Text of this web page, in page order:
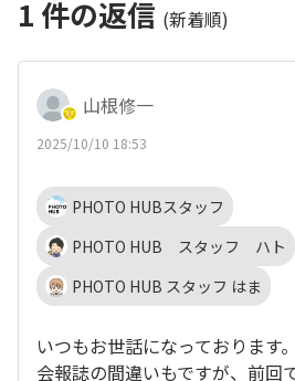
1 件の返信 (新着順)
山根修一
2025/10/10 18:53
PHOTO HUBスタッフ
PHOTO HUB スタッフ ハト
PHOTO HUB スタッフ はま
いつもお世話になっております。
会報誌の間違いもですが、前回